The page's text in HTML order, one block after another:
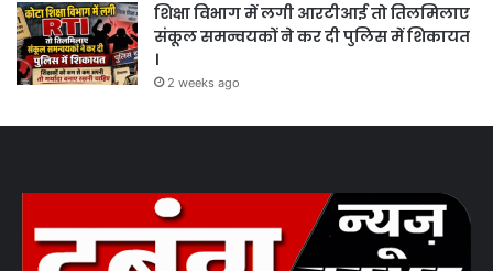
शिक्षा विभाग में लगी आरटीआई तो तिलमिलाए
संकूल समन्वयकों ने कर दी पुलिस में शिकायत
।
2 weeks ago